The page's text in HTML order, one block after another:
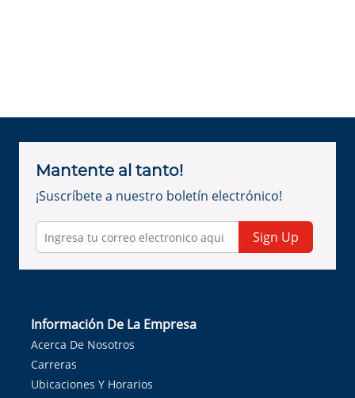
Mantente al tanto!
¡Suscríbete a nuestro boletín electrónico!
Sign Up
Información De La Empresa
Acerca De Nosotros
Carreras
Ubicaciones Y Horarios